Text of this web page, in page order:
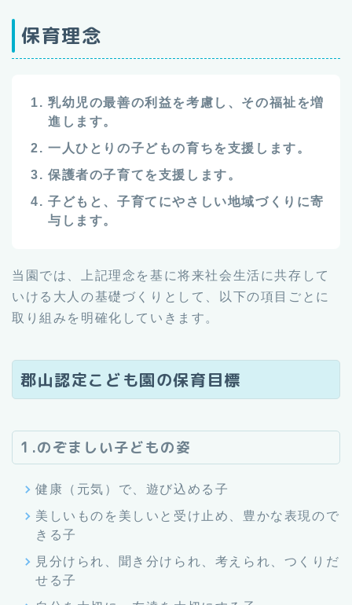
保育理念
乳幼児の最善の利益を考慮し、その福祉を増
進します。
一人ひとりの子どもの育ちを支援します。
保護者の子育てを支援します。
子どもと、子育てにやさしい地域づくりに寄
与します。
当園では、上記理念を基に将来社会生活に共存して
いける大人の基礎づくりとして、以下の項目ごとに
取り組みを明確化していきます。
郡山認定こども園の保育目標
1.のぞましい子どもの姿
健康（元気）で、遊び込める子
美しいものを美しいと受け止め、豊かな表現ので
きる子
見分けられ、聞き分けられ、考えられ、つくりだ
せる子